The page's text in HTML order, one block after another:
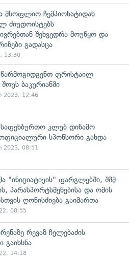
მსოფლიო ჩემპიონატიდან
ძიუდოისტებს
შეხვედრა მოუწყო და
გადასცა
13:30
წარმოგიდგენთ ფრისტაილ
ბაკურიანში
2023, 12:46
საფეხბურთო კლუბ დინამო
სპონსორი გახდა
2023, 08:51
"ინიციატივის" ფარგლებში, შშმ
პარასპორტსმენებისა და ომის
ღონისძიება გაიმართა
08:55
რევაზ ჩელებაძის
გაიხსნა
14:18